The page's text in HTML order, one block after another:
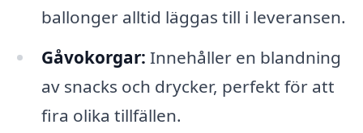
ballonger alltid läggas till i leveransen.
Gåvokorgar: Innehåller en blandning
av snacks och drycker, perfekt för att
fira olika tillfällen.